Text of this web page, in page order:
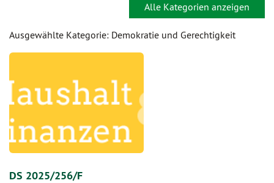
Alle Kategorien anzeigen
Ausgewählte Kategorie: Demokratie und Gerechtigkeit
DS 2025/256/F